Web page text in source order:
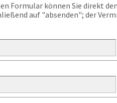
Formular können Sie direkt
auf "absenden"; der